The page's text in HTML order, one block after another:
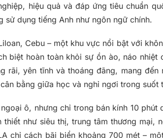
hiệu quả và đáp ứng tiêu chuẩn
sử dụng tiếng Anh như ngôn ngữ chính.
Cebu – một khu vực nổi bật với
biệt hoàn toàn khỏi sự ồn ào, náo nhiệt
rãi, yên tĩnh và thoáng đãng, mang
bằng giữa học và nghỉ ngơi trong suốt
ô, nhưng chỉ trong bán kính 10
thiết như siêu thị, trung tâm thương mại,
chỉ cách bãi biển khoảng 700 mét –